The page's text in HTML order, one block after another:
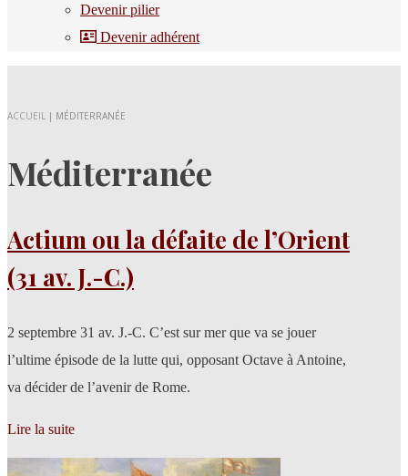
Devenir pilier
Devenir adhérent
ACCUEIL | MÉDITERRANÉE
Méditerranée
Actium ou la défaite de l’Orient
(31 av. J.-C.)
2 septembre 31 av. J.-C. C’est sur mer que va se jouer
l’ultime épisode de la lutte qui, opposant Octave à Antoine,
va décider de l’avenir de Rome.
Lire la suite